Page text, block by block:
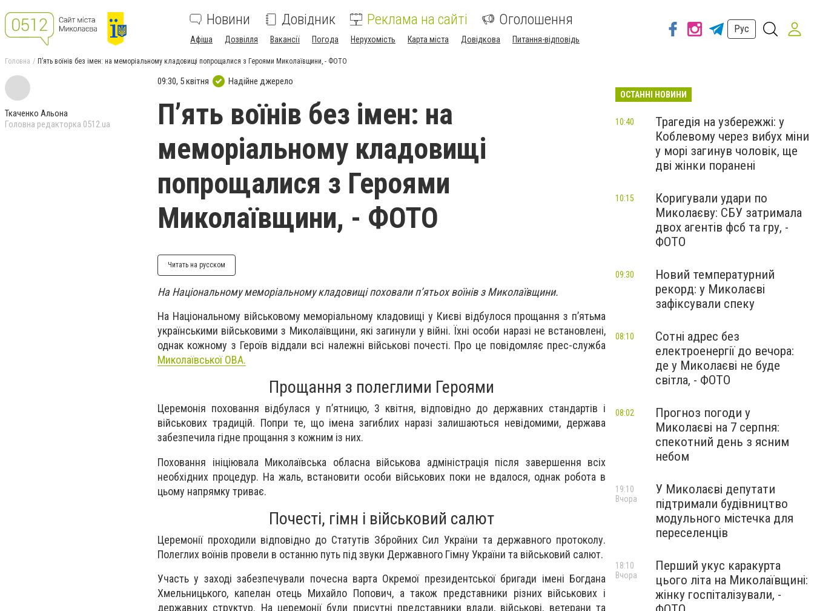
Новини Довідник Реклама на сайті Оголошення
Афіша Дозвілля Вакансії Погода Нерухомість Карта міста Довідкова Питання-відповідь
Рус
Головна П’ять воїнів без імен: на меморіальному кладовищі попрощалися з Героями Миколаївщини, - ФОТО
Ткаченко Альона
Головна редакторка 0512.ua
09:30, 5 квітня Надійне джерело
П’ять воїнів без імен: на
меморіальному кладовищі
попрощалися з Героями
Миколаївщини, - ФОТО
Читать на русском
На Національному меморіальному кладовищі поховали п’ятьох воїнів з Миколаївщини.
На Національному військовому меморіальному кладовищі у Києві відбулося прощання з п’ятьма
українськими військовими з Миколаївщини, які загинули у війні. Їхні особи наразі не встановлені,
однак кожному з Героїв віддали всі належні військові почесті. Про це повідомляє прес-служба
Миколаївської ОВА.
Прощання з полеглими Героями
Церемонія поховання відбулася у п’ятницю, 3 квітня, відповідно до державних стандартів і
військових традицій. Попри те, що імена загиблих наразі залишаються невідомими, держава
забезпечила гідне прощання з кожним із них.
Поховання ініціювала Миколаївська обласна військова адміністрація після завершення всіх
необхідних процедур. На жаль, встановити особи військових поки не вдалося, однак робота в
цьому напрямку триває.
Почесті, гімн і військовий салют
Церемонії проходили відповідно до Статутів Збройних Сил України та державного протоколу.
Полеглих воїнів провели в останню путь під звуки Державного Гімну України та військовий салют.
Участь у заході забезпечували почесна варта Окремої президентської бригади імені Богдана
Хмельницького, капелан отець Михайло Попович, а також представники різних військових і
державних структур. На церемонії були присутні представники влади, військові, ветерани та
ОСТАННІ НОВИНИ
Трагедія на узбережжі: у
Коблевому через вибух міни
у морі загинув чоловік, ще
дві жінки поранені
10:40
Коригували удари по
Миколаєву: СБУ затримала
двох агентів фсб та гру, -
ФОТО
10:15
Новий температурний
рекорд: у Миколаєві
зафіксували спеку
09:30
Сотні адрес без
електроенергії до вечора:
де у Миколаєві не буде
світла, - ФОТО
08:10
Прогноз погоди у
Миколаєві на 7 серпня:
спекотний день з ясним
небом
08:02
У Миколаєві депутати
підтримали будівництво
модульного містечка для
переселенців
19:10
Вчора
Перший укус каракурта
цього літа на Миколаївщині:
жінку госпіталізували, -
18:10
Вчора